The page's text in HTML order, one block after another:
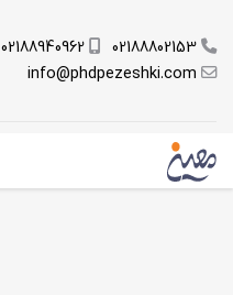
02188802153
02188940962
info@phdpezeshki.com